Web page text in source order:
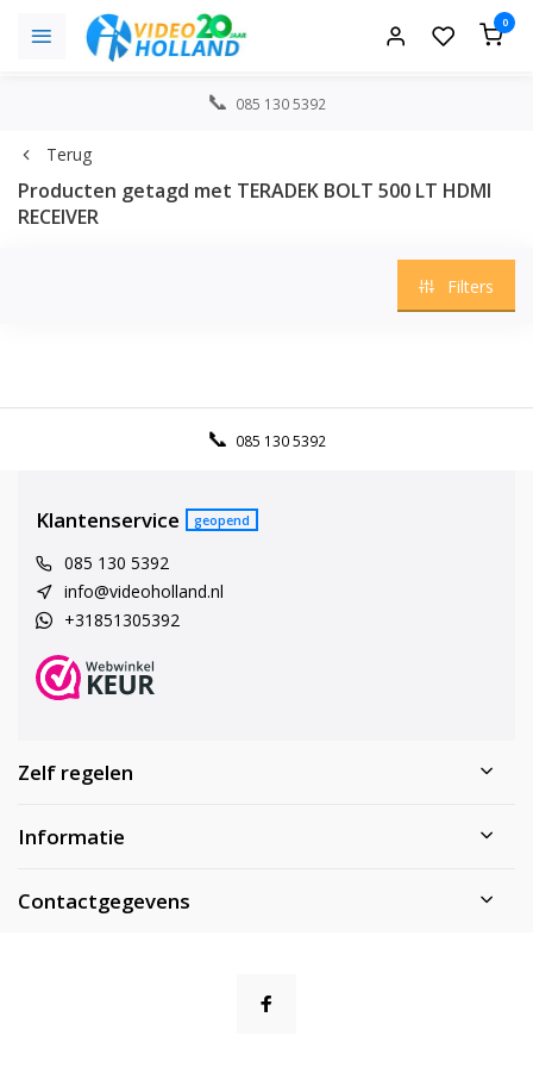
0
085 130 5392
Terug
Producten getagd met TERADEK BOLT 500 LT HDMI
RECEIVER
Filters
085 130 5392
Klantenservice geopend
085 130 5392
info@videoholland.nl
+31851305392
Zelf regelen
Informatie
Contactgegevens